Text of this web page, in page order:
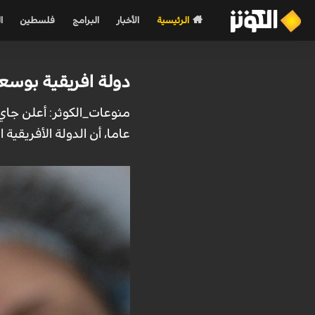
الرئيسية الأخبار البرامج فلسطين
دولة افريقية
عاما، أن الدولة